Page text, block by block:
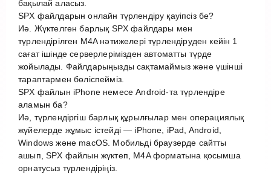
бақылай аласыз.
SPX файлдарын онлайн түрлендіру қауіпсіз бе?
Иә. Жүктелген барлық SPX файлдары мен
түрлендірілген M4A нәтижелері түрлендіруден кейін 1
сағат ішінде серверлерімізден автоматты түрде
жойылады. Файлдарыңызды сақтамаймыз және үшінші
тараптармен бөліспейміз.
SPX файлын iPhone немесе Android-та түрлендіре
аламын ба?
Иә, түрлендіргіш барлық құрылғылар мен операциялық
жүйелерде жұмыс істейді — iPhone, iPad, Android,
Windows және macOS. Мобильді браузерде сайтты
ашып, SPX файлын жүктеп, M4A форматына қосымша
орнатусыз түрлендіріңіз.